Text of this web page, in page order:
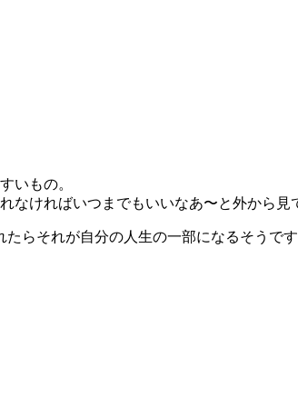
いもの。
ければいつまでもいいなあ〜と外から見
らそれが自分の人生の一部になるそうです